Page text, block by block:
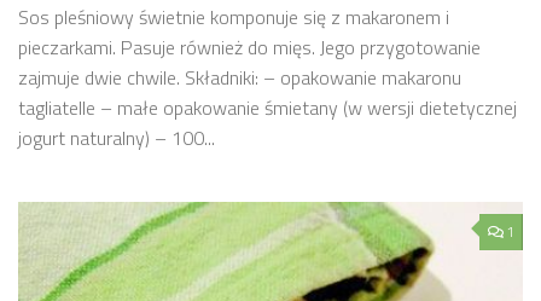
Sos pleśniowy świetnie komponuje się z makaronem i
pieczarkami. Pasuje również do mięs. Jego przygotowanie
zajmuje dwie chwile. Składniki: – opakowanie makaronu
tagliatelle – małe opakowanie śmietany (w wersji dietetycznej
jogurt naturalny) – 100...
1